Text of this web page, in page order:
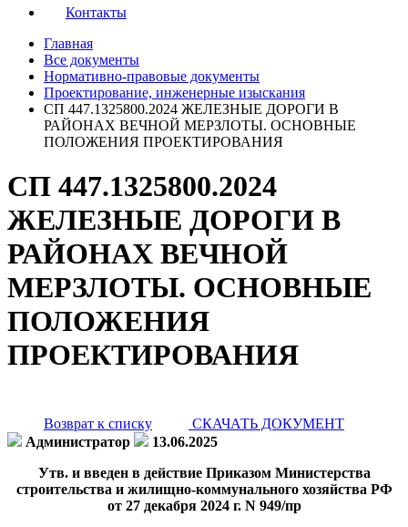
Контакты
Главная
Все документы
Нормативно-правовые документы
Проектирование, инженерные изыскания
СП 447.1325800.2024 ЖЕЛЕЗНЫЕ ДОРОГИ В
РАЙОНАХ ВЕЧНОЙ МЕРЗЛОТЫ. ОСНОВНЫЕ
ПОЛОЖЕНИЯ ПРОЕКТИРОВАНИЯ
СП 447.1325800.2024
ЖЕЛЕЗНЫЕ ДОРОГИ В
РАЙОНАХ ВЕЧНОЙ
МЕРЗЛОТЫ. ОСНОВНЫЕ
ПОЛОЖЕНИЯ
ПРОЕКТИРОВАНИЯ
Возврат к списку
СКАЧАТЬ ДОКУМЕНТ
Администратор
13.06.2025
Утв. и введен в действие Приказом Министерства
строительства и жилищно-коммунального хозяйства РФ
от 27 декабря 2024 г. N 949/пр